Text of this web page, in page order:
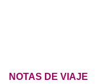
NOTAS DE VIAJE